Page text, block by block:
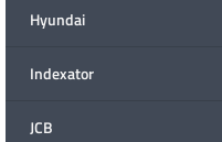
Hyundai
Indexator
JCB